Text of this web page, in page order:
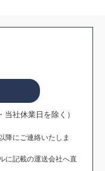
社休業日を除く）
降にご連絡いたしま
に記載の運送会社へ直